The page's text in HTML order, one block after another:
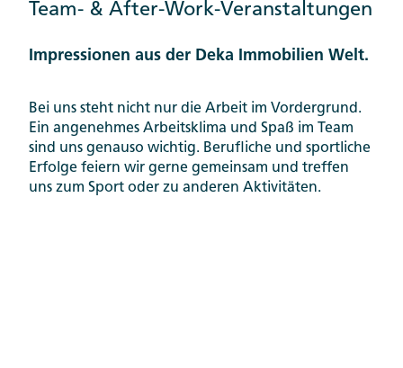
Team- & After-Work-Veranstaltungen
Impressionen aus der Deka Immobilien Welt.
Bei uns steht nicht nur die Arbeit im Vordergrund.
Ein angenehmes Arbeitsklima und Spaß im Team
sind uns genauso wichtig. Berufliche und sportliche
Erfolge feiern wir gerne gemeinsam und treffen
uns zum Sport oder zu anderen Aktivitäten.